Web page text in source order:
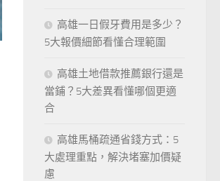
高雄一日假牙費用是多少？
5大報價細節看懂合理範圍
高雄土地借款推薦銀行還是
當鋪？5大差異看懂哪個更適
合
高雄馬桶疏通省錢方式：5
大處理重點，解決堵塞加價疑
慮